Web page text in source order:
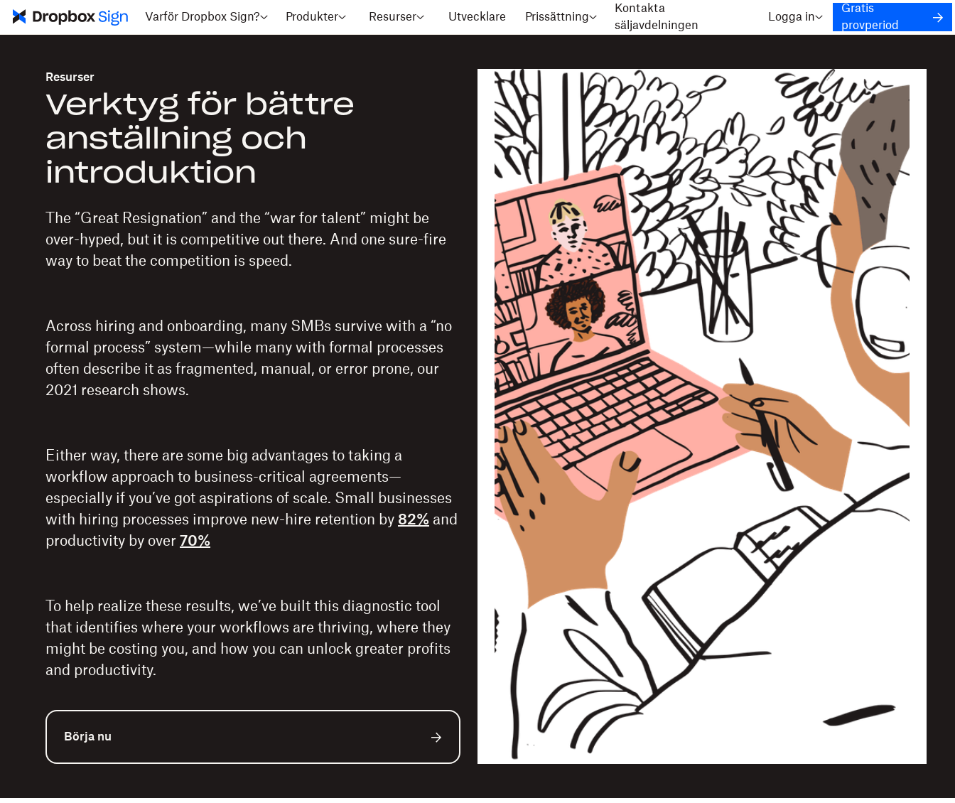
Varför Dropbox Sign? Produkter Resurser Utvecklare Prissättning
Kontakta
säljavdelningen
Logga in
Gratis
provperiod
Resurser
Verktyg för bättre
anställning och
introduktion
The “Great Resignation” and the “war for talent” might be
over-hyped, but it is competitive out there. And one sure-fire
way to beat the competition is speed.
Across hiring and onboarding, many SMBs survive with a “no
formal process” system—while many with formal processes
often describe it as fragmented, manual, or error prone, our
2021 research shows.
Either way, there are some big advantages to taking a
workflow approach to business-critical agreements—
especially if you’ve got aspirations of scale. Small businesses
with hiring processes improve new-hire retention by 82% and
productivity by over 70%
To help realize these results, we’ve built this diagnostic tool
that identifies where your workflows are thriving, where they
might be costing you, and how you can unlock greater profits
and productivity.
Börja nu